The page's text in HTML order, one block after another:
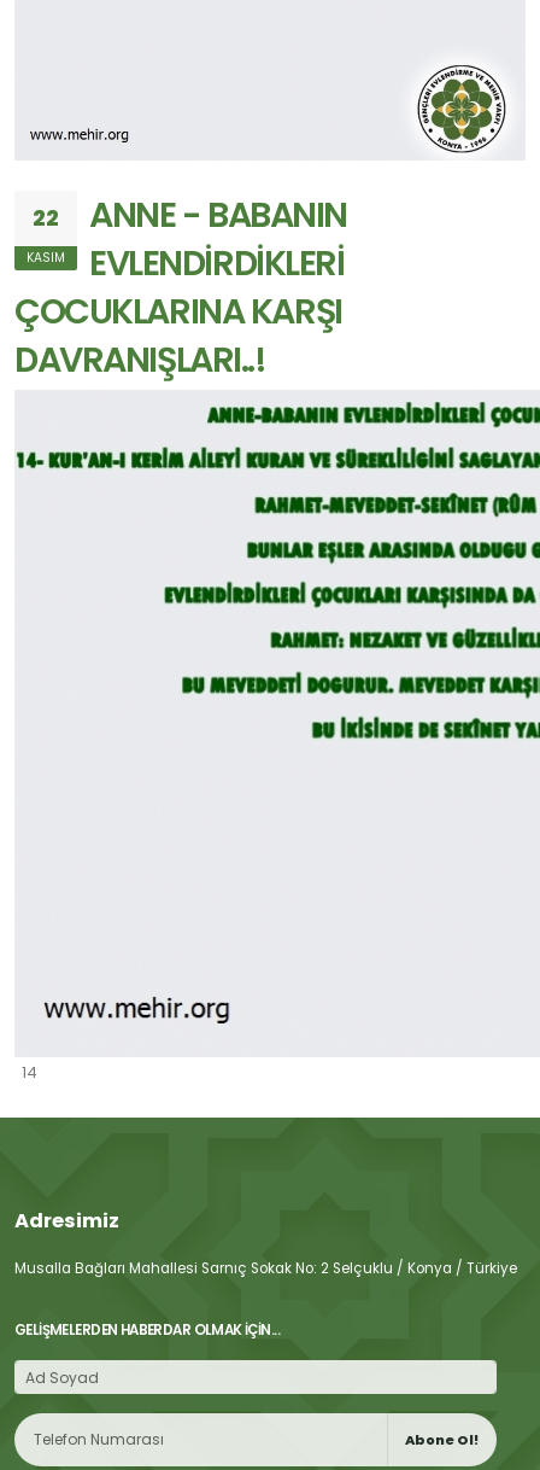
22
KASIM
ANNE - BABANIN
EVLENDİRDİKLERİ
ÇOCUKLARINA KARŞI
DAVRANIŞLARI..!
14
Adresimiz
Musalla Bağları Mahallesi Sarnıç Sokak No: 2 Selçuklu / Konya / Türkiye
GELIŞMELERDEN HABERDAR OLMAK İÇIN...
Abone Ol!